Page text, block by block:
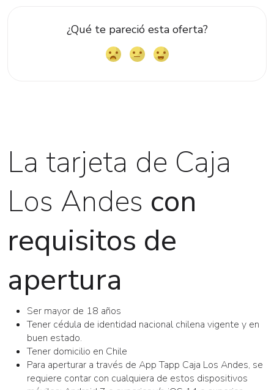
¿Qué te pareció esta oferta?
La tarjeta de Caja
Los Andes con
requisitos de
apertura
Ser mayor de 18 años
Tener cédula de identidad nacional chilena vigente y en
buen estado.
Tener domicilio en Chile
Para aperturar a través de App Tapp Caja Los Andes, se
requiere contar con cualquiera de estos dispositivos